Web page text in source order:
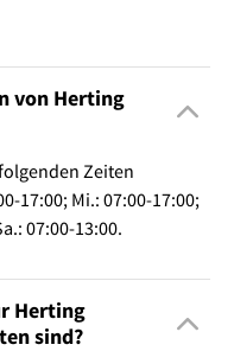
von Herting
Zeiten
17:00; Mi.: 07:00-17:00;
07:00-13:00.
Herting
sind?